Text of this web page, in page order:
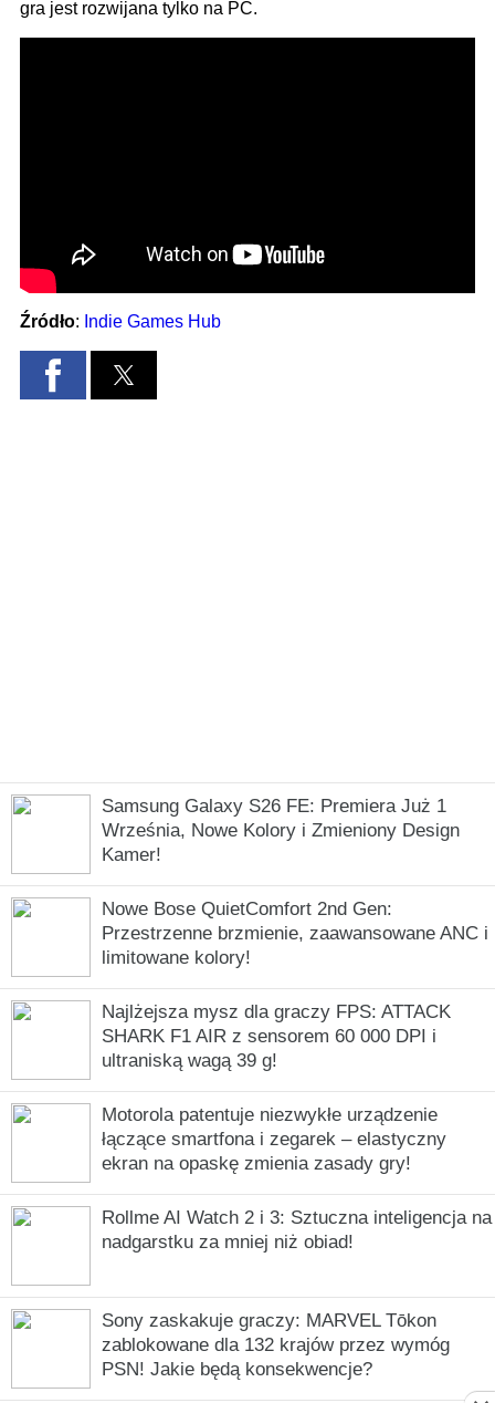
Samsung Galaxy S26 FE: Premiera Już 1
Września, Nowe Kolory i Zmieniony Design
Kamer!
Nowe Bose QuietComfort 2nd Gen:
Przestrzenne brzmienie, zaawansowane ANC i
limitowane kolory!
Najlżejsza mysz dla graczy FPS: ATTACK
SHARK F1 AIR z sensorem 60 000 DPI i
ultraniską wagą 39 g!
Motorola patentuje niezwykłe urządzenie
łączące smartfona i zegarek – elastyczny
ekran na opaskę zmienia zasady gry!
Rollme AI Watch 2 i 3: Sztuczna inteligencja na
nadgarstku za mniej niż obiad!
Sony zaskakuje graczy: MARVEL Tōkon
zablokowane dla 132 krajów przez wymóg
PSN! Jakie będą konsekwencje?